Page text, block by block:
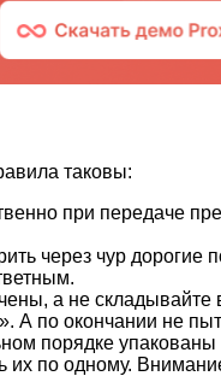
таковы:
при передаче
через чур дорогие
а не
А по окончании не
порядке
по одному.